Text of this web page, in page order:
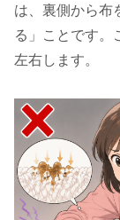
は、裏側から布
る」ことです。
左右します。